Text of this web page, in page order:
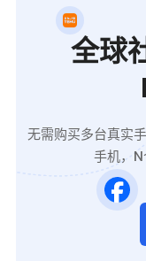
全球
无需购买多台真实
手机，N